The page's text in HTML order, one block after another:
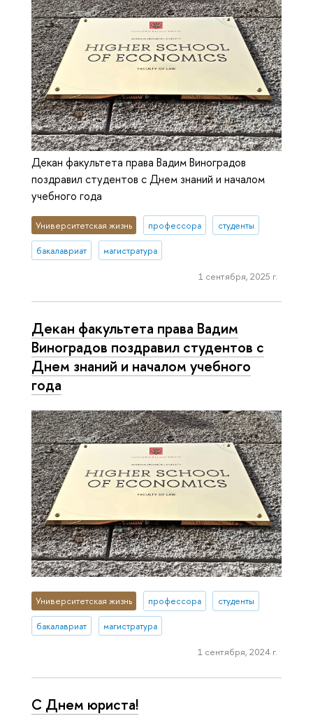
Декан факультета права Вадим Виноградов
поздравил студентов с Днем знаний и началом
учебного года
Университетская жизнь профессора студенты
бакалавриат магистратура
1 сентября, 2025 г.
Декан факультета права Вадим
Виноградов поздравил студентов с
Днем знаний и началом учебного
года
Университетская жизнь профессора студенты
бакалавриат магистратура
1 сентября, 2024 г.
С Днем юриста!